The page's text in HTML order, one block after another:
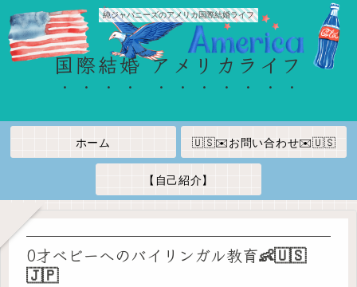
純ジャパニーズのアメリカ国際結婚ライフ
国際結婚 アメリカライフ
ホーム 🇺🇸✉️お問い合わせ✉️🇺🇸
【自己紹介】
0才ベビーへのバイリンガル教育👶🇺🇸
🇯🇵